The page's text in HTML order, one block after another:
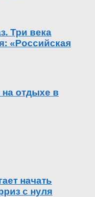
Три века
«Российская
отдыхе в
начать
с нуля